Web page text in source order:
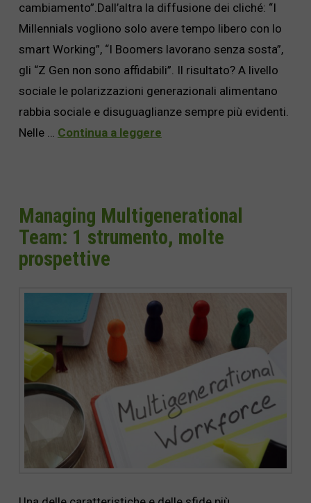
cambiamento”.Dall’altra la diffusione dei cliché: “I
Millennials vogliono solo avere tempo libero con lo
smart Working”, “I Boomers lavorano senza sosta”,
gli “Z Gen non sono affidabili”. Il risultato? A livello
sociale le polarizzazioni generazionali alimentano
rabbia sociale e disuguaglianze sempre più evidenti.
Nelle … Continua a leggere
Managing Multigenerational
Team: 1 strumento, molte
prospettive